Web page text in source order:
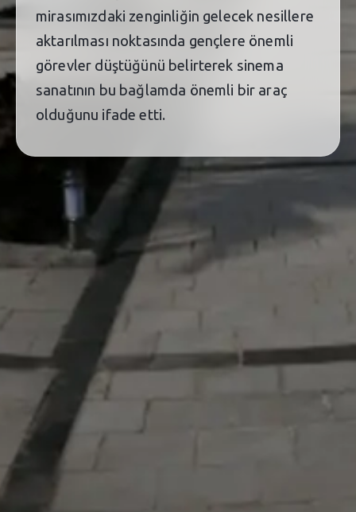
mirasımızdaki zenginliğin gelecek nesillere
aktarılması noktasında gençlere önemli
görevler düştüğünü belirterek sinema
sanatının bu bağlamda önemli bir araç
olduğunu ifade etti.